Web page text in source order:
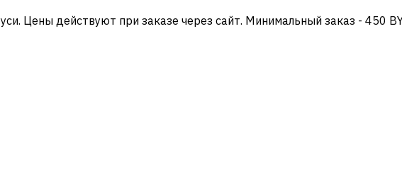
Цены действуют при заказе через сайт. Минимальный заказ - 450